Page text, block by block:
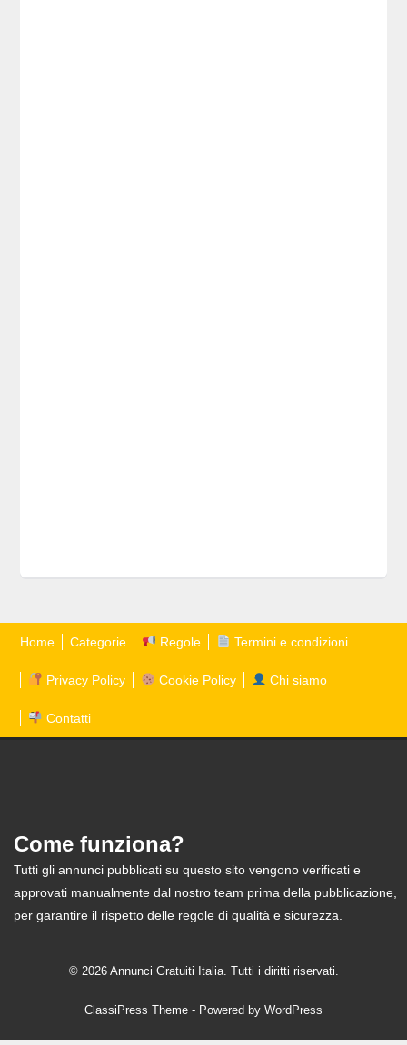
Home Categorie Regole Termini e condizioni
Privacy Policy Cookie Policy Chi siamo
Contatti
Come funziona?
Tutti gli annunci pubblicati su questo sito vengono verificati e
approvati manualmente dal nostro team prima della pubblicazione,
per garantire il rispetto delle regole di qualità e sicurezza.
© 2026 Annunci Gratuiti Italia. Tutti i diritti riservati.
ClassiPress Theme - Powered by WordPress